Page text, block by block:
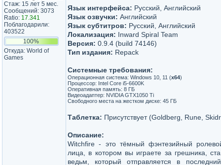
Стаж: 15 лет 5 мес.
Сообщений: 3073
Ratio: 17.341
Поблагодарили:
403522
100%
Откуда: World of
Games
Язык интерфейса: Русский, Английский
Язык озвучки: Английский
Язык субтитров: Русский, Английский
Локализация: Inward Spiral Team
Версия: 0.9.4 (build 74146)
Тип издания: Repack
Системные требования:
Операционная система: Windows 10, 11 (x64)
Процессор: Intel Core i5-6600K
Оперативная память: 8 ГБ
Видеоадаптер: NVIDIA GTX1050 Ti
Свободного места на жестком диске: 45 ГБ
Таблетка: Присутствует (Goldberg, Rune,
Описание:
Witchfire - это тёмный фэнтезийный
лица, в котором вы играете за грешника,
ведьм, который отправляется в